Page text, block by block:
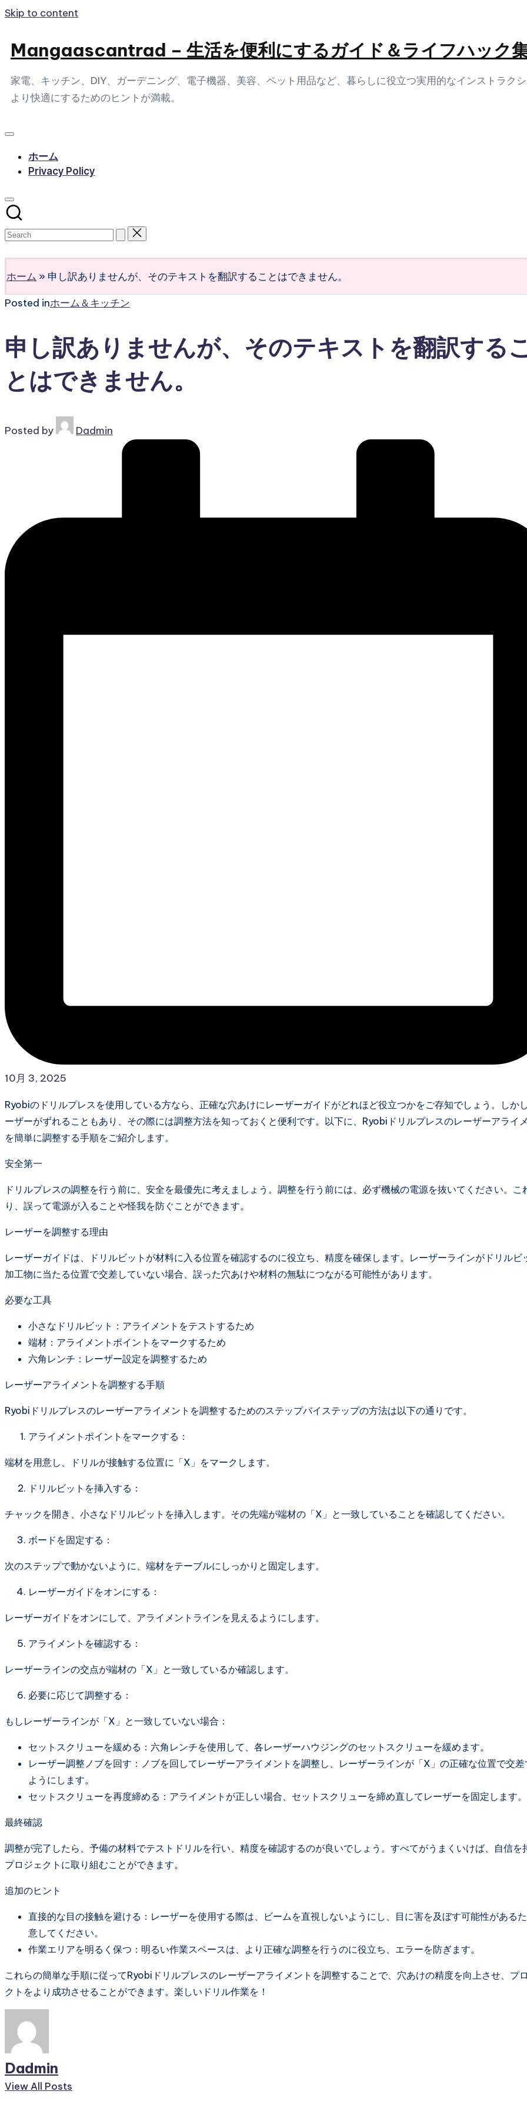
Skip to content
Mangaascantrad – 生活を便利にするガイド＆ライフハック
家電、キッチン、DIY、ガーデニング、電子機器、美容、ペット用品など、暮らしに役立つ実用的なインストラク
より快適にするためのヒントが満載。
ホーム
Privacy Policy
ホーム » 申し訳ありませんが、そのテキストを翻訳することはできません。
Posted inホーム＆キッチン
申し訳ありませんが、そのテキストを翻訳する
とはできません。
Posted by Dadmin
10月 3, 2025
Ryobiのドリルプレスを使用している方なら、正確な穴あけにレーザーガイドがどれほど役立つかをご存知でしょう。しか
ーザーがずれることもあり、その際には調整方法を知っておくと便利です。以下に、Ryobiドリルプレスのレーザーアライ
を簡単に調整する手順をご紹介します。
安全第一
ドリルプレスの調整を行う前に、安全を最優先に考えましょう。調整を行う前には、必ず機械の電源を抜いてください。こ
り、誤って電源が入ることや怪我を防ぐことができます。
レーザーを調整する理由
レーザーガイドは、ドリルビットが材料に入る位置を確認するのに役立ち、精度を確保します。レーザーラインがドリルビ
加工物に当たる位置で交差していない場合、誤った穴あけや材料の無駄につながる可能性があります。
必要な工具
小さなドリルビット：アライメントをテストするため
端材：アライメントポイントをマークするため
六角レンチ：レーザー設定を調整するため
レーザーアライメントを調整する手順
Ryobiドリルプレスのレーザーアライメントを調整するためのステップバイステップの方法は以下の通りです。
アライメントポイントをマークする：
端材を用意し、ドリルが接触する位置に「X」をマークします。
ドリルビットを挿入する：
チャックを開き、小さなドリルビットを挿入します。その先端が端材の「X」と一致していることを確認してください。
ボードを固定する：
次のステップで動かないように、端材をテーブルにしっかりと固定します。
レーザーガイドをオンにする：
レーザーガイドをオンにして、アライメントラインを見えるようにします。
アライメントを確認する：
レーザーラインの交点が端材の「X」と一致しているか確認します。
必要に応じて調整する：
もしレーザーラインが「X」と一致していない場合：
セットスクリューを緩める：六角レンチを使用して、各レーザーハウジングのセットスクリューを緩めます。
レーザー調整ノブを回す：ノブを回してレーザーアライメントを調整し、レーザーラインが「X」の正確な位置で交差
ようにします。
セットスクリューを再度締める：アライメントが正しい場合、セットスクリューを締め直してレーザーを固定します。
最終確認
調整が完了したら、予備の材料でテストドリルを行い、精度を確認するのが良いでしょう。すべてがうまくいけば、自信を
プロジェクトに取り組むことができます。
追加のヒント
直接的な目の接触を避ける：レーザーを使用する際は、ビームを直視しないようにし、目に害を及ぼす可能性がある
意してください。
作業エリアを明るく保つ：明るい作業スペースは、より正確な調整を行うのに役立ち、エラーを防ぎます。
これらの簡単な手順に従ってRyobiドリルプレスのレーザーアライメントを調整することで、穴あけの精度を向上させ、プ
クトをより成功させることができます。楽しいドリル作業を！
Dadmin
View All Posts